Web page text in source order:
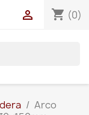
shopping_cart (0)

Arco